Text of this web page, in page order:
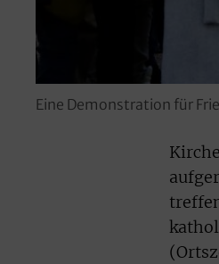
Eine Demonstration für